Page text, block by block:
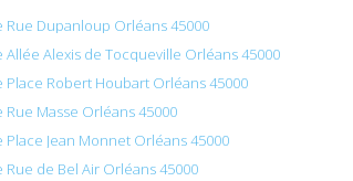
Dupanloup Orléans 45000
Alexis de Tocqueville Orléans 45000
Robert Houbart Orléans 45000
Masse Orléans 45000
Jean Monnet Orléans 45000
de Bel Air Orléans 45000